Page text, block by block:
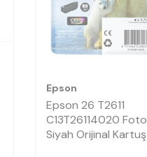
Epson
Epson 26 T2611
C13T26114020 Foto
Siyah Orijinal Kartuş